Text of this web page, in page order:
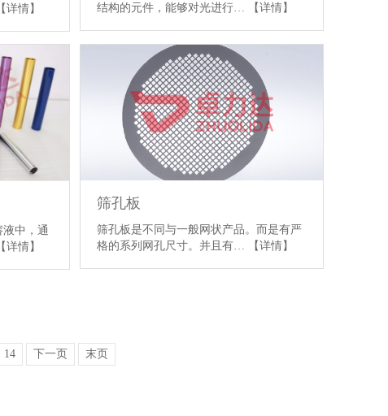
【详情】
结构的元件，能够对光进行…
【详情】
中，通
【详情】
筛孔板
筛孔板是不同与一般网状产品。而是有严
格的系列网孔尺寸。并且有…
【详情】
14 下一页 末页